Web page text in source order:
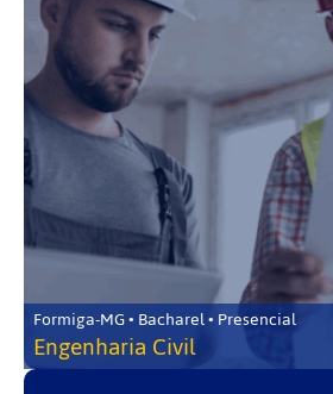
Formiga-MG • Bacharel • Presencial
Engenharia Civil